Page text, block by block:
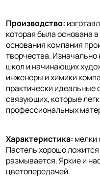
Производство:
которая была основана
основания компания
творчества.
школ и начинающих
инженеры и химики
практически идеальные
связующих, которые
профессиональных
Характеристика: мелки
Пастель хорошо
размывается. Яркие и
цветопередачей.